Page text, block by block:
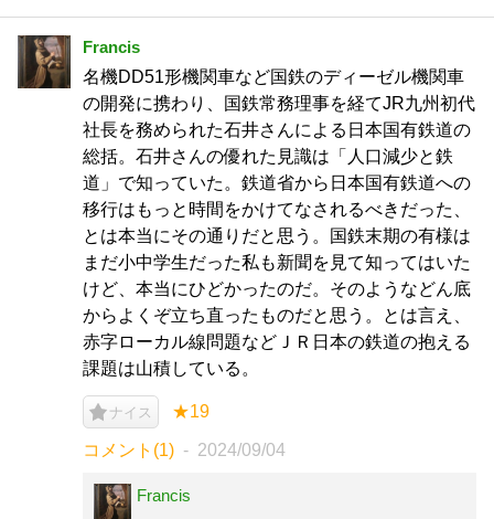
Francis
名機DD51形機関車など国鉄のディーゼル機関車
の開発に携わり、国鉄常務理事を経てJR九州初代
社長を務められた石井さんによる日本国有鉄道の
総括。石井さんの優れた見識は「人口減少と鉄
道」で知っていた。鉄道省から日本国有鉄道への
移行はもっと時間をかけてなされるべきだった、
とは本当にその通りだと思う。国鉄末期の有様は
まだ小中学生だった私も新聞を見て知ってはいた
けど、本当にひどかったのだ。そのようなどん底
からよくぞ立ち直ったものだと思う。とは言え、
赤字ローカル線問題などＪＲ日本の鉄道の抱える
課題は山積している。
ナイス ★19
コメント(1) 2024/09/04
Francis